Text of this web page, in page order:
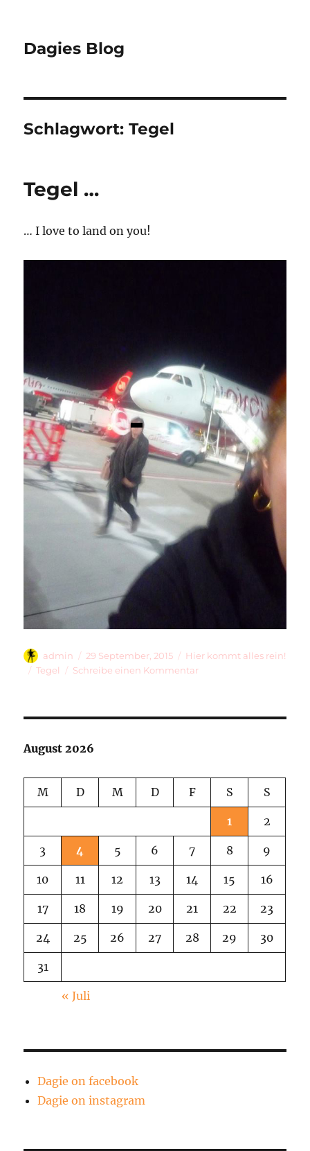
Dagies Blog
Schlagwort:Tegel
Tegel …
… I love to land on you!
Autor
admin
Veröffentlicht
am
29 September, 2015 Kategorien
Hier kommt alles rein!
Schlagwörter
Tegel Schreibe einen Kommentarzu
August 2026
M D M D F S S
1 2
3 4 5 6 7 8 9
10 11 12 13 14 15 16
17 18 19 20 21 22 23
24 25 26 27 28 29 30
31
« Juli
Dagie on facebook
Dagie on instagram